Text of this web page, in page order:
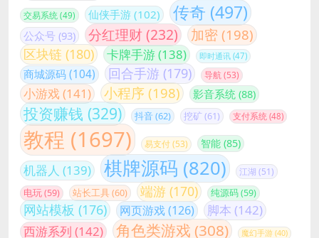
交易系统 (49) 仙侠手游 (102) 传奇 (497)
公众号 (93) 分红理财 (232) 加密 (198)
区块链 (180) 卡牌手游(138) 即时通讯 (47)
商城源码(104) 回合手游 (179) 导航(53)
小游戏 (141) 小程序 (198) 影音系统 (88)
投资赚钱 (329) 抖音(62) 挖矿(61) 支付系统 (48)
教程 (1697) 易支付(53) 智能 (85)
机器人 (139) 棋牌源码 (820) 江湖 (51)
电玩(59) 站长工具(60) 端游 (170) 纯源码(59)
网站模板 (176) 网页游戏(126) 脚本 (142)
西游系列 (142) 角色类游戏 (308) 魔幻手游 (40)